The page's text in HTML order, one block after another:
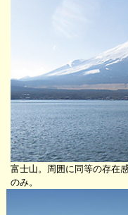
富士山。周囲に同等の存在
のみ。